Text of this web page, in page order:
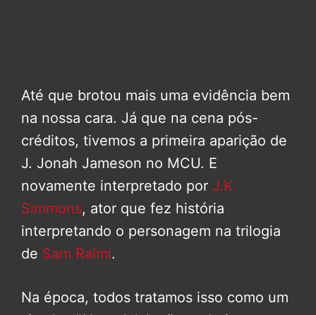
Até que brotou mais uma evidência bem
na nossa cara. Já que na cena pós-
créditos, tivemos a primeira aparição de
J. Jonah Jameson no MCU. E
novamente interpretado por J.K.
Simmons, ator que fez história
interpretando o personagem na trilogia
de Sam Raimi.
Na época, todos tratamos isso como um